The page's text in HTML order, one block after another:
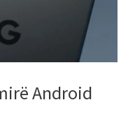
Android